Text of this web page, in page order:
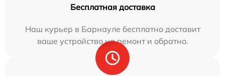
Бесплатная доставка
Наш курьер в Барнауле бесплатно доставит
ваше устройство на ремонт и обратно.